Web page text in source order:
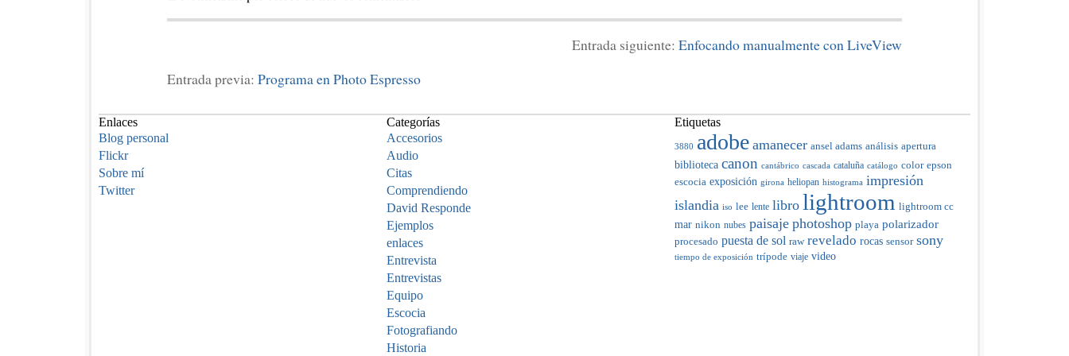
Entrada siguiente: Enfocando manualmente con LiveView
Entrada previa: Programa en Photo Espresso
Enlaces
Blog personal
Flickr
Sobre mí
Twitter
Categorías
Accesorios
Audio
Citas
Comprendiendo
David Responde
Ejemplos
enlaces
Entrevista
Entrevistas
Equipo
Escocia
Fotografiando
Historia
Etiquetas
3880 adobe amanecer ansel adams análisis apertura
biblioteca canon cantábrico cascada cataluña catálogo color epson
escocia exposición girona heliopan histograma impresión
islandia iso lee lente libro lightroom lightroom cc
mar nikon nubes paisaje photoshop playa polarizador
procesado puesta de sol raw revelado rocas sensor sony
tiempo de exposición trípode viaje video